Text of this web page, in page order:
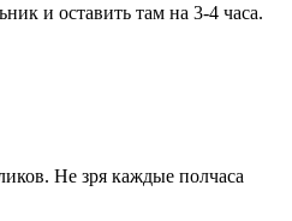
и оставить там на 3-4 часа.
Не зря каждые полчаса